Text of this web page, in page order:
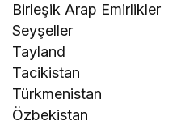
Birleşik Arap Emirlikler
Seyşeller
Tayland
Tacikistan
Türkmenistan
Özbekistan